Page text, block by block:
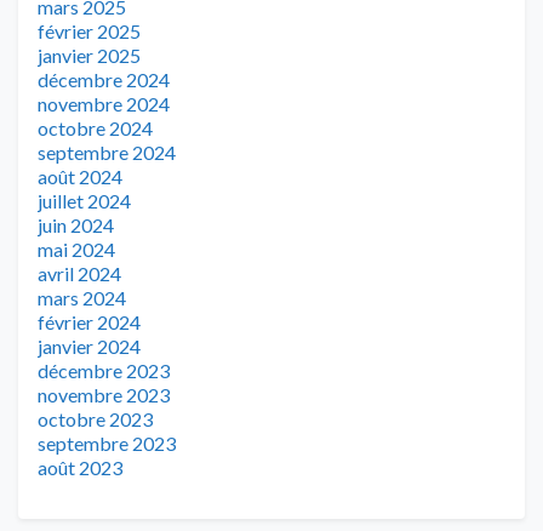
mars 2025
février 2025
janvier 2025
décembre 2024
novembre 2024
octobre 2024
septembre 2024
août 2024
juillet 2024
juin 2024
mai 2024
avril 2024
mars 2024
février 2024
janvier 2024
décembre 2023
novembre 2023
octobre 2023
septembre 2023
août 2023